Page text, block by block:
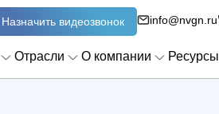
Назначить видеозвонок info@nvgn.ru
Отрасли О компании Ресурсы